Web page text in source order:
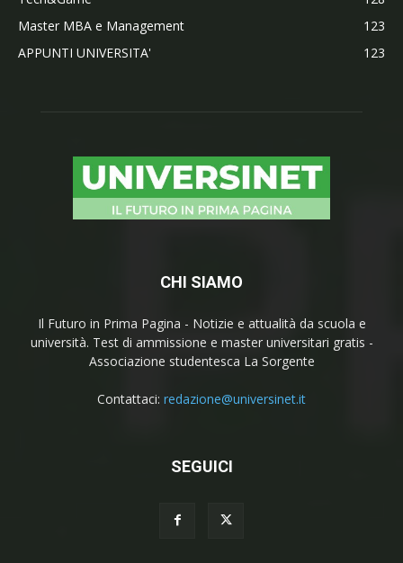
Master MBA e Management
123
APPUNTI UNIVERSITA'
123
CHI SIAMO
Il Futuro in Prima Pagina - Notizie e attualità da scuola e
università. Test di ammissione e master universitari gratis -
Associazione studentesca La Sorgente
Contattaci: redazione@universinet.it
SEGUICI